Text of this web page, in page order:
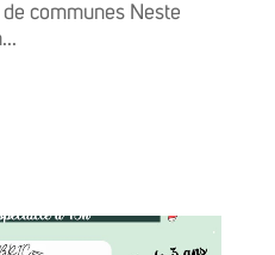
communes Neste
VIVRE ET HABITER